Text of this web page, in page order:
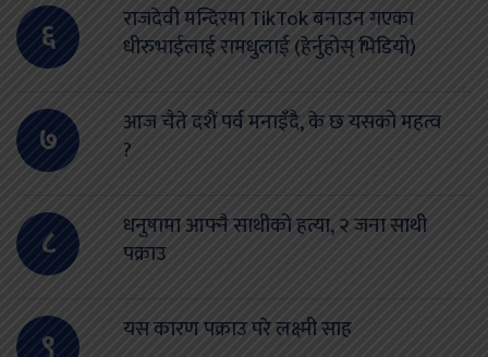
६
राजदेवी मन्दिरमा TikTok बनाउन गएका
धीरुभाईलाई रामधुलाई (हेर्नुहोस् भिडियो)
७
आज चैते दशैं पर्व मनाइँदै, के छ यसको महत्व
?
८
धनुषामा आफ्नै साथीको हत्या, २ जना साथी
पक्राउ
९ यस कारण पक्राउ परे लक्ष्मी साह